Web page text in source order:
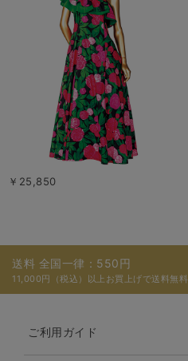
￥25,850
送料 全国一律：550円
11,000円（税込）以上お買上げで送料無料
ご利用ガイド